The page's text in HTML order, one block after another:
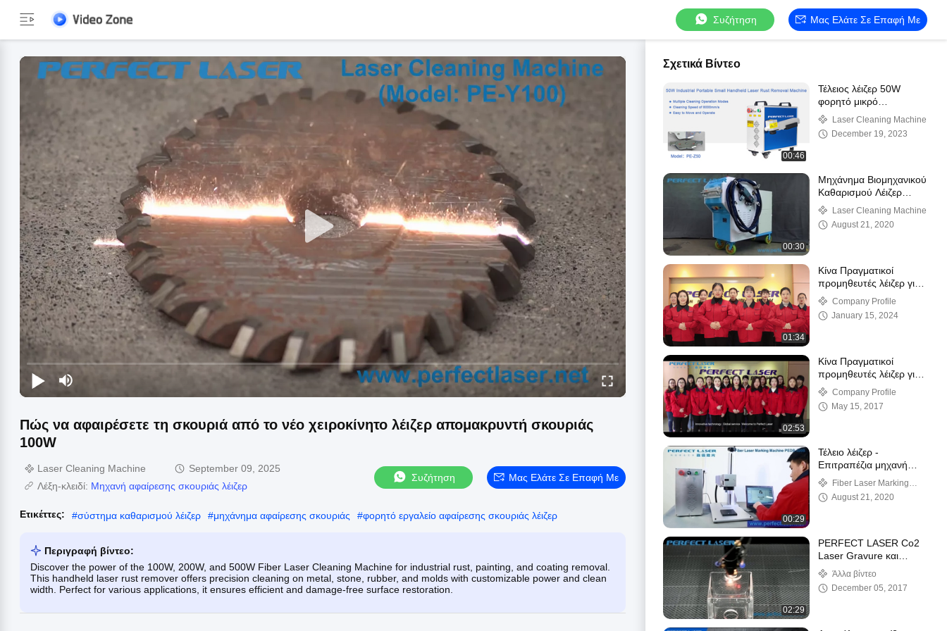
Συζήτηση Μας Ελάτε Σε Επαφή Με
Πώς να αφαιρέσετε τη σκουριά από το νέο χειροκίνητο λέιζερ απομακρυντή σκουριάς
100W
Laser Cleaning Machine
September 09, 2025
Λέξη-κλειδί: Μηχανή αφαίρεσης σκουριάς λέιζερ
Συζήτηση Μας Ελάτε Σε Επαφή Με
Ετικέττες: #σύστημα καθαρισμού λέιζερ #μηχάνημα αφαίρεσης σκουριάς #φορητό εργαλείο αφαίρεσης σκουριάς λέιζερ
Περιγραφή βίντεο:
Discover the power of the 100W, 200W, and 500W Fiber Laser Cleaning Machine for industrial rust, painting, and coating removal.
This handheld laser rust remover offers precision cleaning on metal, stone, rubber, and molds with customizable power and clean
width. Perfect for various applications, it ensures efficient and damage-free surface restoration.
Σχετικά Βίντεο
00:46
Τέλειος λέιζερ 50W
φορητό μικρό
χειροκίνητο αυτόματο
μέταλλο άνθρακα
ανοξείδωτο χάλυβα
Laser Cleaning Machine
December 19, 2023
00:30
Μηχάνημα Βιομηχανικού
Καθαρισμού Λέιζερ
Μετάλλων Αφαίρεσης
Σκουριάς Perfect Laser-
100w 200w (PE-X100)
Laser Cleaning Machine
August 21, 2020
01:34
Κίνα Πραγματικοί
προμηθευτές λέιζερ για
κατασκευαστές και
διανομείς λέιζερ ινών
Company Profile
January 15, 2024
02:53
Κίνα Πραγματικοί
προμηθευτές λέιζερ για
κατασκευαστές και
διανομείς λέιζερ ινών
Company Profile
May 15, 2017
00:29
Τέλειο λέιζερ -
Επιτραπέζια μηχανή
σήμανσης λέιζερ ινών
μετάλλου (PEDB-400B)
Fiber Laser Marking
Machine
August 21, 2020
02:29
PERFECT LASER Co2
Laser Gravure και
Machine Κόψιμο
Εργασιακό Βίντεο PEDK
6040
Άλλα βίντεο
December 05, 2017